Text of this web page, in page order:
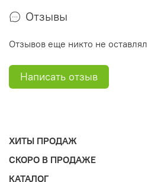
Отзывы
Отзывов еще никто не оставлял
Написать отзыв
ХИТЫ ПРОДАЖ
СКОРО В ПРОДАЖЕ
КАТАЛОГ